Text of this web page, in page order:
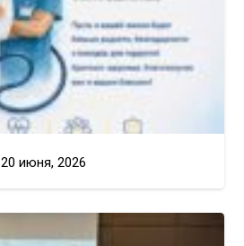
20 июня, 2026